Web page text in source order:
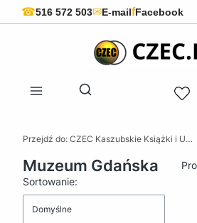
☎516 572 503✉E-mailfFacebook
Otwórz wyszukiwarkę
Przejdź do: CZEC Kaszubskie Książki i Upominki - Pamiątki z Kaszub
Muzeum Gdańska
Lista produktów
Sortowanie:
Domyślne